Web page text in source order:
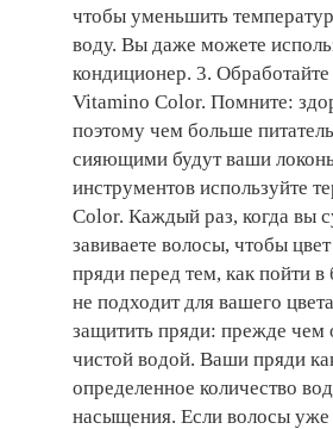
чтобы уменьшить
воду. Вы даже можете
кондиционер. 3.
Vitamino Color. Помните:
поэтому чем больше
сияющими будут ваши
инструментов используйте
Color. Каждый раз, когда вы
завиваете волосы, чтобы
пряди перед тем, как пойти
не подходит для вашего
защитить пряди: прежде чем
чистой водой. Ваши пряди
определенное количество
насыщения. Если волосы уже